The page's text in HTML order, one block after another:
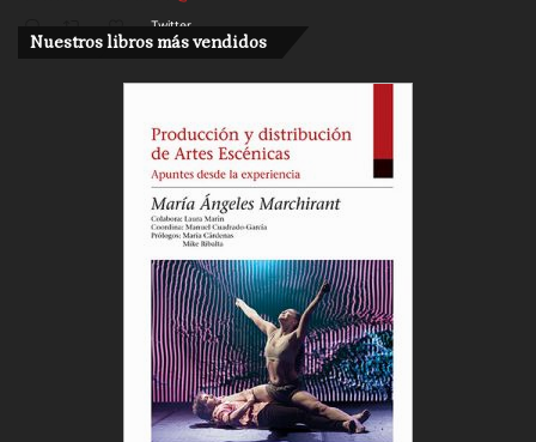
Twitter
Cargar más
Nuestros libros más vendidos